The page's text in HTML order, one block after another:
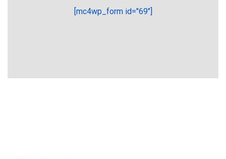
[mc4wp_form id="69"]